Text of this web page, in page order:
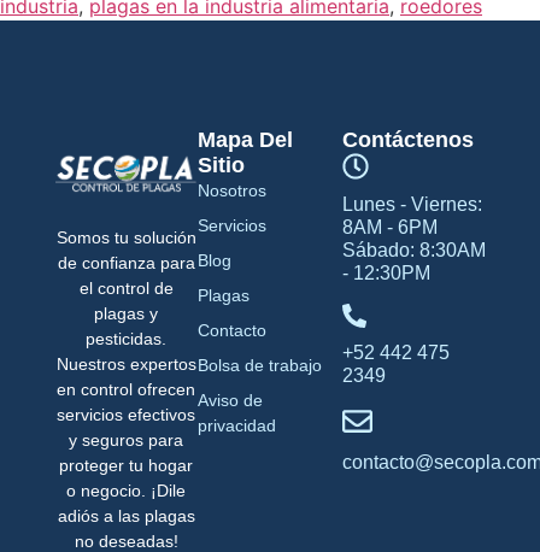
industria, plagas en la industria alimentaria, roedores
Somos tu solución
de confianza para
el control de
plagas y
pesticidas.
Nuestros expertos
en control ofrecen
servicios efectivos
y seguros para
proteger tu hogar
o negocio. ¡Dile
adiós a las plagas
no deseadas!
Contáctenos
Lunes - Viernes:
8AM - 6PM
Sábado: 8:30AM
- 12:30PM
+52 442 475
2349
Mapa Del
Sitio
Nosotros
Servicios
Blog
Plagas
Contacto
Bolsa de trabajo
Aviso de
privacidad